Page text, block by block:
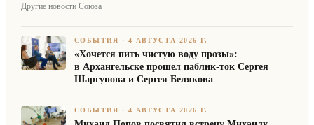
Другие новости Союза
СОБЫТИЯ ·4 АВГУСТА 2026 Г.
«Хочется пить чистую воду прозы»:
в Архангельске прошел паблик-ток Сергея
Шаргунова и Сергея Белякова
СОБЫТИЯ ·4 АВГУСТА 2026 Г.